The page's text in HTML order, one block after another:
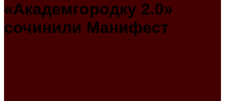
«Академгородку 2.0»
сочинили Манифест